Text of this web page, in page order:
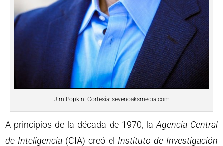
Jim Popkin. Cortesía: sevenoaksmedia.com
A principios de la década de 1970, la Agencia Central
de Inteligencia (CIA) creó el Instituto de Investigación